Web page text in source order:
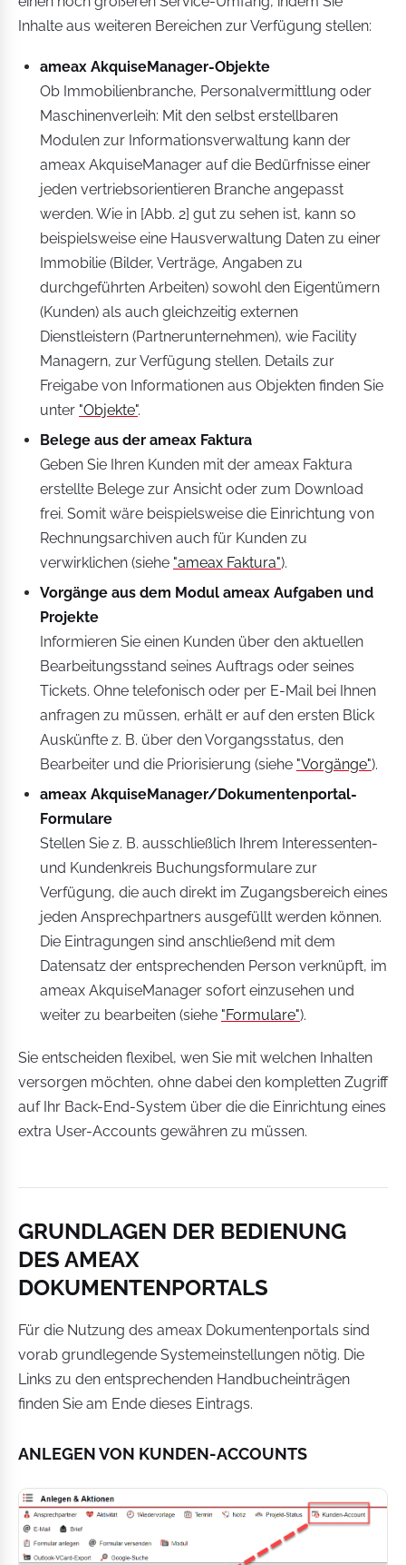
Inhalte aus weiteren Bereichen zur Verfügung stellen:
ameax AkquiseManager-Objekte
Ob Immobilienbranche, Personalvermittlung oder
Maschinenverleih: Mit den selbst erstellbaren
Modulen zur Informationsverwaltung kann der
ameax AkquiseManager auf die Bedürfnisse einer
jeden vertriebsorientieren Branche angepasst
werden. Wie in [Abb. 2] gut zu sehen ist, kann so
beispielsweise eine Hausverwaltung Daten zu einer
Immobilie (Bilder, Verträge, Angaben zu
durchgeführten Arbeiten) sowohl den Eigentümern
(Kunden) als auch gleichzeitig externen
Dienstleistern (Partnerunternehmen), wie Facility
Managern, zur Verfügung stellen. Details zur
Freigabe von Informationen aus Objekten finden Sie
unter "Objekte".
Belege aus der ameax Faktura
Geben Sie Ihren Kunden mit der ameax Faktura
erstellte Belege zur Ansicht oder zum Download
frei. Somit wäre beispielsweise die Einrichtung von
Rechnungsarchiven auch für Kunden zu
verwirklichen (siehe "ameax Faktura").
Vorgänge aus dem Modul ameax Aufgaben und
Projekte
Informieren Sie einen Kunden über den aktuellen
Bearbeitungsstand seines Auftrags oder seines
Tickets. Ohne telefonisch oder per E-Mail bei Ihnen
anfragen zu müssen, erhält er auf den ersten Blick
Auskünfte z. B. über den Vorgangsstatus, den
Bearbeiter und die Priorisierung (siehe "Vorgänge").
ameax AkquiseManager/Dokumentenportal-
Formulare
Stellen Sie z. B. ausschließlich Ihrem Interessenten-
und Kundenkreis Buchungsformulare zur
Verfügung, die auch direkt im Zugangsbereich eines
jeden Ansprechpartners ausgefüllt werden können.
Die Eintragungen sind anschließend mit dem
Datensatz der entsprechenden Person verknüpft, im
ameax AkquiseManager sofort einzusehen und
weiter zu bearbeiten (siehe "Formulare").
Sie entscheiden flexibel, wen Sie mit welchen Inhalten
versorgen möchten, ohne dabei den kompletten Zugriff
auf Ihr Back-End-System über die die Einrichtung eines
extra User-Accounts gewähren zu müssen.
GRUNDLAGEN DER BEDIENUNG
DES AMEAX
DOKUMENTENPORTALS
Für die Nutzung des ameax Dokumentenportals sind
vorab grundlegende Systemeinstellungen nötig. Die
Links zu den entsprechenden Handbucheinträgen
finden Sie am Ende dieses Eintrags.
ANLEGEN VON KUNDEN-ACCOUNTS